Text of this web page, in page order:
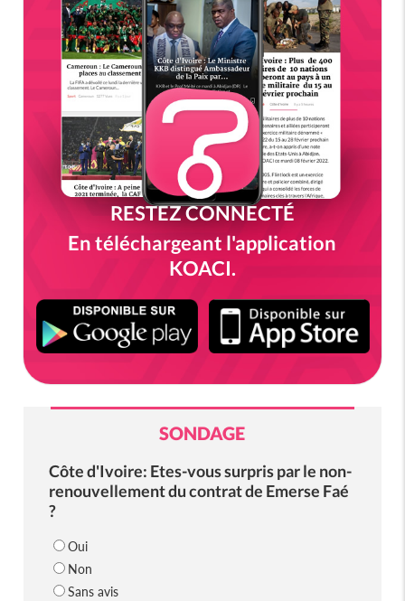
RESTEZ CONNECTÉ
En téléchargeant l'application
KOACI.
SONDAGE
Côte d'Ivoire: Etes-vous surpris par le non-
renouvellement du contrat de Emerse Faé
?
Oui
Non
Sans avis